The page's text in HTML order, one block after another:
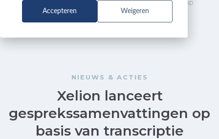
Accepteren Weigeren
& Acties
gesprekssamenvattingen op
basis van transcriptie
NIEUWS & ACTIES
Xelion lanceert
gesprekssamenvattingen op
basis van transcriptie